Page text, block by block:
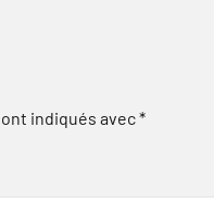
indiqués avec*